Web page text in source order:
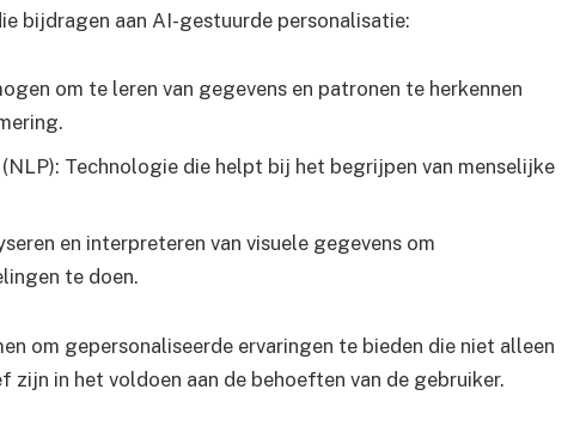
bijdragen aan AI-gestuurde personalisatie:
om te leren van gegevens en patronen te herkennen
Technologie die helpt bij het begrijpen van menselijke
en interpreteren van visuele gegevens om
te doen.
om gepersonaliseerde ervaringen te bieden die niet alleen
in het voldoen aan de behoeften van de gebruiker.